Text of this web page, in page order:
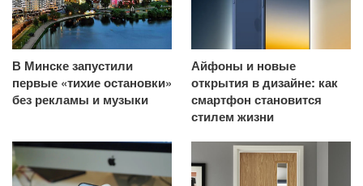
В Минске запустили
первые «тихие остановки»
без рекламы и музыки
Айфоны и новые
открытия в дизайне: как
смартфон становится
стилем жизни